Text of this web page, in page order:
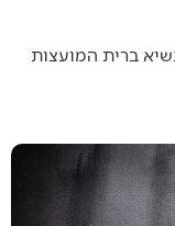
ברית המועצות